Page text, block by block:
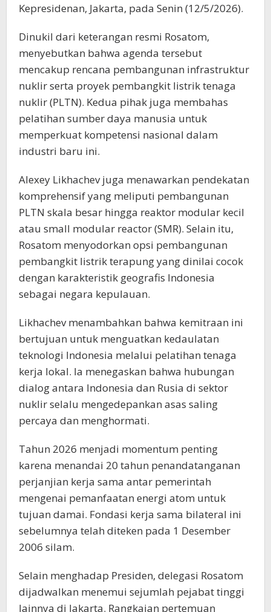
Kepresidenan, Jakarta, pada Senin (12/5/2026).
Dinukil dari keterangan resmi Rosatom,
menyebutkan bahwa agenda tersebut
mencakup rencana pembangunan infrastruktur
nuklir serta proyek pembangkit listrik tenaga
nuklir (PLTN). Kedua pihak juga membahas
pelatihan sumber daya manusia untuk
memperkuat kompetensi nasional dalam
industri baru ini.
Alexey Likhachev juga menawarkan pendekatan
komprehensif yang meliputi pembangunan
PLTN skala besar hingga reaktor modular kecil
atau small modular reactor (SMR). Selain itu,
Rosatom menyodorkan opsi pembangunan
pembangkit listrik terapung yang dinilai cocok
dengan karakteristik geografis Indonesia
sebagai negara kepulauan.
Likhachev menambahkan bahwa kemitraan ini
bertujuan untuk menguatkan kedaulatan
teknologi Indonesia melalui pelatihan tenaga
kerja lokal. Ia menegaskan bahwa hubungan
dialog antara Indonesia dan Rusia di sektor
nuklir selalu mengedepankan asas saling
percaya dan menghormati.
Tahun 2026 menjadi momentum penting
karena menandai 20 tahun penandatanganan
perjanjian kerja sama antar pemerintah
mengenai pemanfaatan energi atom untuk
tujuan damai. Fondasi kerja sama bilateral ini
sebelumnya telah diteken pada 1 Desember
2006 silam.
Selain menghadap Presiden, delegasi Rosatom
dijadwalkan menemui sejumlah pejabat tinggi
lainnya di Jakarta. Rangkaian pertemuan